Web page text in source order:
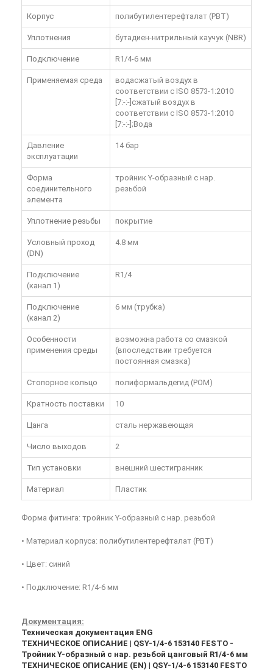
Корпус полибутилентерефталат (PBT)
Уплотнения бутадиен-нитрильный каучук (NBR)
Подключение R1/4-6 мм
Применяемая среда
водасжатый воздух в
соответствии с ISO 8573-1:2010
[7:-:-]сжатый воздух в
соответствии с ISO 8573-1:2010
[7:-:-];Вода
Давление
эксплуатации
14 бар
Форма
соединительного
элемента
тройник Y-образный с нар.
резьбой
Уплотнение резьбы покрытие
Условный проход
(DN)
4.8 мм
Подключение
(канал 1)
R1/4
Подключение
(канал 2)
6 мм (трубка)
Особенности
применения среды
возможна работа со смазкой
(впоследствии требуется
постоянная смазка)
Стопорное кольцо полиформальдегид (POM)
Кратность поставки 10
Цанга сталь нержавеющая
Число выходов 2
Тип установки внешний шестигранник
Материал Пластик
Форма фитинга: тройник Y-образный с нар. резьбой
• Материал корпуса: полибутилентерефталат (PBT)
• Цвет: синий
• Подключение: R1/4-6 мм
Документация:
Техническая документация ENG
ТЕХНИЧЕСКОЕ ОПИСАНИЕ | QSY-1/4-6 153140 FESTO -
Тройник Y-образный с нар. резьбой цанговый R1/4-6 мм
ТЕХНИЧЕСКОЕ ОПИСАНИЕ (EN) | QSY-1/4-6 153140 FESTO